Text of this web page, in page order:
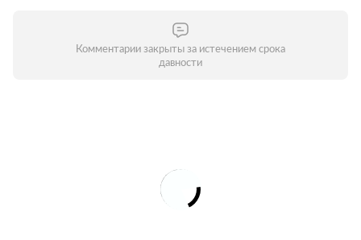
Комментарии закрыты за истечением срока
давности